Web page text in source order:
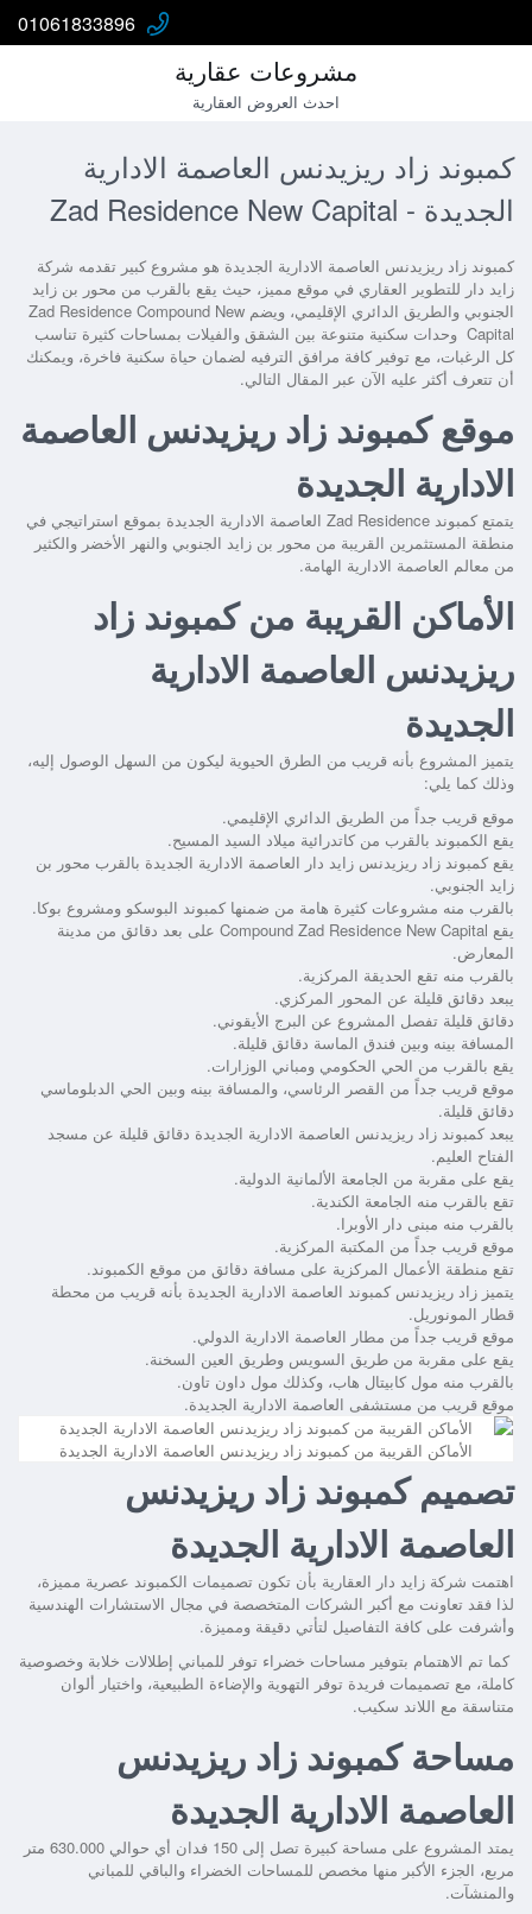
01061833896
مشروعات عقارية
احدث العروض العقارية
كمبوند زاد ريزيدنس العاصمة الادارية
الجديدة - Zad Residence New Capital
كمبوند زاد ريزيدنس العاصمة الادارية الجديدة هو مشروع كبير تقدمه شركة
زايد دار للتطوير العقاري في موقع مميز، حيث يقع بالقرب من محور بن زايد
الجنوبي والطريق الدائري الإقليمي، ويضم Zad Residence Compound New
Capital وحدات سكنية متنوعة بين الشقق والفيلات بمساحات كثيرة تناسب
كل الرغبات، مع توفير كافة مرافق الترفيه لضمان حياة سكنية فاخرة، ويمكنك
أن تتعرف أكثر عليه الآن عبر المقال التالي.
موقع كمبوند زاد ريزيدنس العاصمة
الادارية الجديدة
يتمتع كمبوند Zad Residence العاصمة الادارية الجديدة
بموقع استراتيجي في
منطقة المستثمرين القريبة من محور بن زايد الجنوبي والنهر الأخضر والكثير
من معالم العاصمة الادارية الهامة.
الأماكن القريبة من كمبوند زاد
ريزيدنس العاصمة الادارية
الجديدة
يتميز المشروع بأنه قريب من الطرق الحيوية ليكون من السهل الوصول إليه،
وذلك كما يلي:
موقع قريب جداً من الطريق الدائري الإقليمي.
يقع الكمبوند بالقرب من كاتدرائية ميلاد السيد المسيح.
يقع كمبوند زاد ريزيدنس زايد دار العاصمة الادارية الجديدة بالقرب محور بن
زايد الجنوبي.
بالقرب منه مشروعات كثيرة هامة من ضمنها كمبوند البوسكو ومشروع بوكا.
يقع Compound Zad Residence New Capital على بعد دقائق من مدينة
المعارض.
بالقرب منه تقع الحديقة المركزية.
يبعد دقائق قليلة عن المحور المركزي.
دقائق قليلة تفصل المشروع عن البرج الأيقوني.
المسافة بينه وبين فندق الماسة دقائق قليلة.
يقع بالقرب من الحي الحكومي ومباني الوزارات.
موقع قريب جداً من القصر الرئاسي، والمسافة بينه وبين الحي الدبلوماسي
دقائق قليلة.
يبعد كمبوند زاد ريزيدنس العاصمة الادارية الجديدة دقائق قليلة عن مسجد
الفتاح العليم.
يقع على مقربة من الجامعة الألمانية الدولية.
تقع بالقرب منه الجامعة الكندية.
بالقرب منه مبنى دار الأوبرا.
موقع قريب جداً من المكتبة المركزية.
تقع منطقة الأعمال المركزية على مسافة دقائق من موقع الكمبوند.
يتميز زاد ريزيدنس كمبوند العاصمة الادارية الجديدة بأنه قريب من محطة
قطار المونوريل.
موقع قريب جداً من مطار العاصمة الادارية الدولي.
يقع على مقربة من طريق السويس وطريق العين السخنة.
بالقرب منه مول كابيتال هاب، وكذلك مول داون تاون.
موقع قريب من مستشفى العاصمة الادارية الجديدة.
الأماكن القريبة من كمبوند زاد ريزيدنس العاصمة الادارية الجديدة
تصميم كمبوند زاد ريزيدنس
العاصمة الادارية الجديدة
اهتمت شركة زايد دار العقارية بأن تكون تصميمات الكمبوند عصرية مميزة،
لذا فقد تعاونت مع أكبر الشركات المتخصصة في مجال الاستشارات الهندسية
وأشرفت على كافة التفاصيل لتأتي دقيقة ومميزة.
كما تم الاهتمام بتوفير مساحات خضراء توفر للمباني إطلالات خلابة وخصوصية
كاملة، مع تصميمات فريدة توفر التهوية والإضاءة الطبيعية، واختيار ألوان
متناسقة مع اللاند سكيب.
مساحة كمبوند زاد ريزيدنس
العاصمة الادارية الجديدة
يمتد المشروع على مساحة كبيرة تصل إلى 150 فدان أي حوالي 630.000 متر
مربع، الجزء الأكبر منها مخصص للمساحات الخضراء والباقي للمباني
والمنشآت.